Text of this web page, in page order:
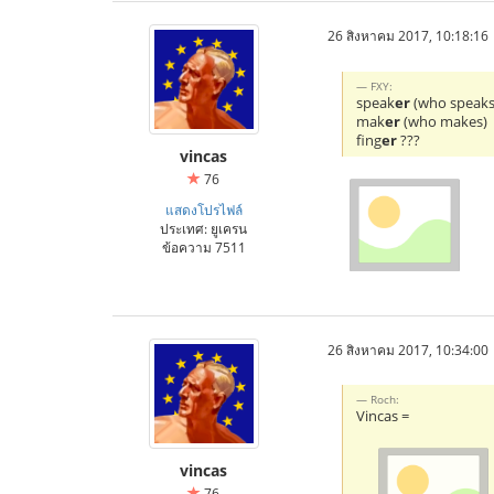
vincas
76
แสดงโปรไฟล์
ประเทศ: ยูเครน
ข้อความ 7511
26 สิงหาคม 2017, 10:18:16
FXY:
speaker(who
maker(who makes)
finger???
vincas
26 สิงหาคม 2017, 10:34:00
Roch:
Vincas =